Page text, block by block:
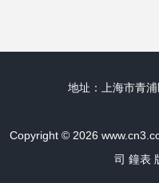
地址：上海市青
Copyright © 2026
司 鐘表